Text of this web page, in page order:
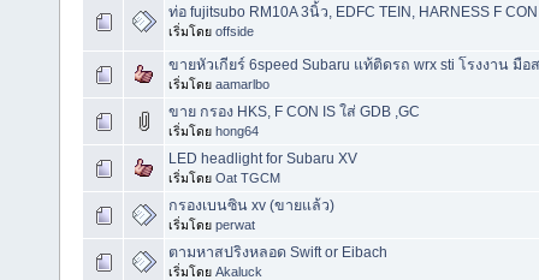
ท่อ fujitsubo RM10A 3นิ้ว, EDFC TEIN, HARNESS F
เริ่มโดย offside
ขายหัวเกียร์ 6speed Subaru แท้ติดรถ wrx sti โรงงาน มื
เริ่มโดย aamarlbo
ขาย กรอง HKS, F CON IS ใส่ GDB ,GC
เริ่มโดย hong64
LED headlight for Subaru XV
เริ่มโดย Oat TGCM
กรองเบนซิน xv (ขายแล้ว)
เริ่มโดย perwat
ตามหาสปริงหลอด Swift or Eibach
เริ่มโดย Akaluck